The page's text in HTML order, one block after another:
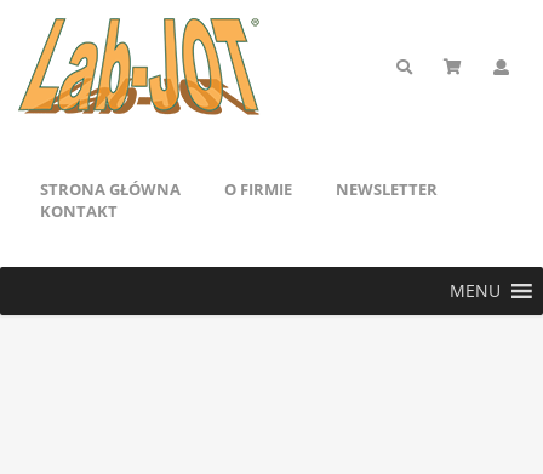
STRONA GŁÓWNA O FIRMIE
NEWSLETTER
KONTAKT
MENU